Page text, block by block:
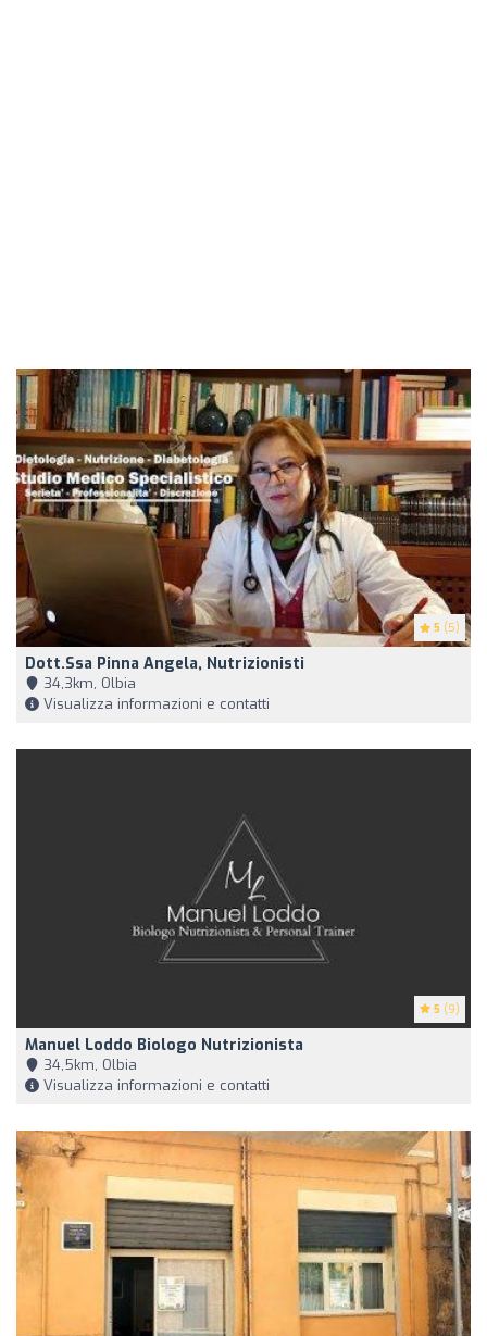
5 (5)
Dott.ssa Pinna Angela, Nutrizionisti
34,3km, Olbia
Visualizza informazioni e contatti
5 (9)
Manuel Loddo Biologo Nutrizionista
34,5km, Olbia
Visualizza informazioni e contatti